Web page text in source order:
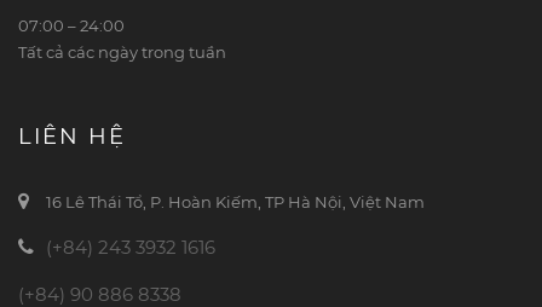
07:00 – 24:00
Tất cả các ngày trong tuần
LIÊN HỆ
16 Lê Thái Tổ, P. Hoàn Kiếm, TP Hà Nội, Việt Nam
(+84) 243 3932 1616
(+84) 90 886 8338